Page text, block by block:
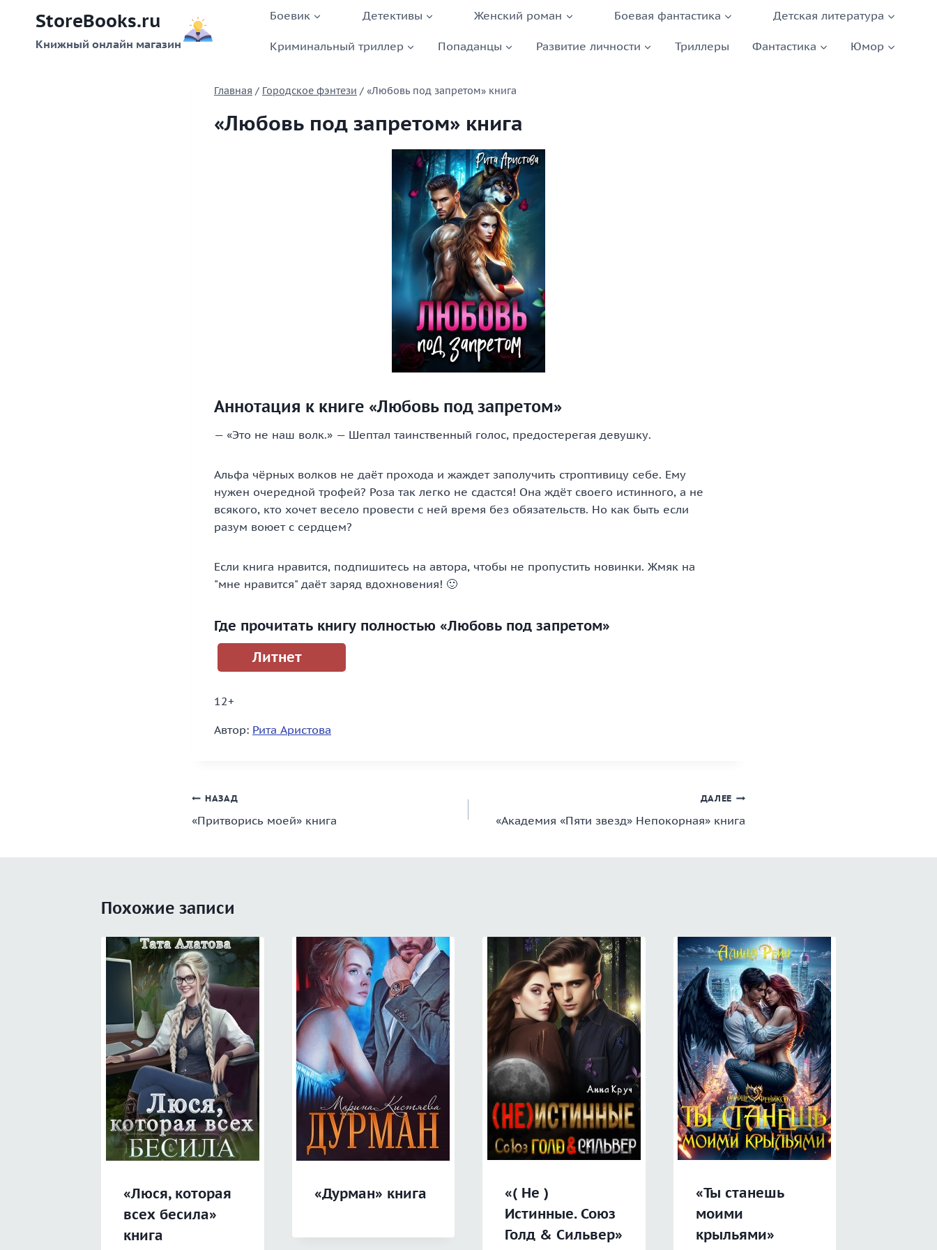
содержимому
StoreBooks.ru
Книжный онлайн магазин
Боевик Детективы Женский роман Боевая фантастика Детская литература
Криминальный триллер Попаданцы Развитие личности Триллеры Фантастика Юмор
Главная / Городское фэнтези / «Любовь под запретом» книга
«Любовь под запретом» книга
Аннотация к книге «Любовь под запретом»
— «Это не наш волк.» — Шептал таинственный голос, предостерегая девушку.
Альфа чёрных волков не даёт прохода и жаждет заполучить строптивицу себе. Ему
нужен очередной трофей? Роза так легко не сдастся! Она ждёт своего истинного, а не
всякого, кто хочет весело провести с ней время без обязательств. Но как быть если
разум воюет с сердцем?
Если книга нравится, подпишитесь на автора, чтобы не пропустить новинки. Жмяк на
"мне нравится" даёт заряд вдохновения! 🙂
Где прочитать книгу полностью «Любовь под запретом»
Литнет
12+
Автор: Рита Аристова
Навигация
по
НАЗАД
«Притворись моей» книга
ДАЛЕЕ
«Академия «Пяти звезд» Непокорная» книга
Похожие записи
«Люся, которая
всех бесила»
книга
«Дурман» книга
«( Не )
Истинные. Союз
Голд & Сильвер»
«Ты станешь
моими
крыльями»